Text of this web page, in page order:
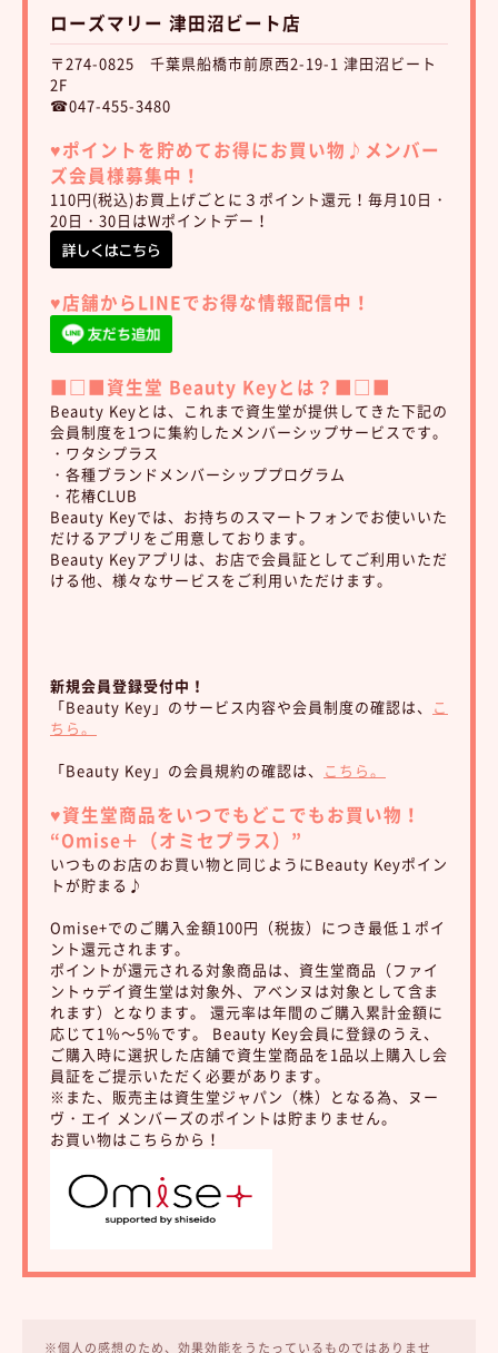
ローズマリー 津田沼ビート店
〒274-0825 千葉県船橋市前原西2-19-1 津田沼ビート
2F
☎047-455-3480
♥︎ポイントを貯めてお得にお買い物♪ メンバー
ズ会員様募集中！
110円(税込)お買上げごとに３ポイント還元！毎月10日・
20日・30日はWポイントデー！
♥︎店舗からLINEでお得な情報配信中！
■□■資生堂 Beauty Keyとは？■□■
Beauty Keyとは、これまで資生堂が提供してきた下記の
会員制度を1つに集約したメンバーシップサービスです。
・ワタシプラス
・各種ブランドメンバーシッププログラム
・花椿CLUB
Beauty Keyでは、お持ちのスマートフォンでお使いいた
だけるアプリをご用意しております。
Beauty Keyアプリは、お店で会員証としてご利用いただ
ける他、様々なサービスをご利用いただけます。
新規会員登録受付中！
「Beauty Key」のサービス内容や会員制度の確認は、
こ
ちら。
「Beauty Key」の会員規約の確認は、
こちら。
♥︎資生堂商品をいつでもどこでもお買い物！
“Omise＋（オミセプラス）”
いつものお店のお買い物と同じようにBeauty Keyポイン
トが貯まる♪
Omise+でのご購入金額100円（税抜）につき最低１ポイ
ント還元されます。
ポイントが還元される対象商品は、資生堂商品（ファイ
ントゥデイ資生堂は対象外、アベンヌは対象として含ま
れます）となります。 還元率は年間のご購入累計金額に
応じて1％～5％です。 Beauty Key会員に登録のうえ、
ご購入時に選択した店舗で資生堂商品を1品以上購入し会
員証をご提示いただく必要があります。
※また、販売主は資生堂ジャパン（株）となる為、ヌー
ヴ・エイ メンバーズのポイントは貯まりません。
お買い物はこちらから！
※個人の感想のため、効果効能をうたっているものではありませ